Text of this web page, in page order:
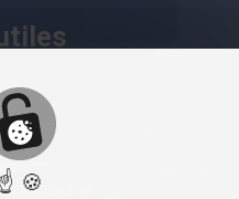
☝ 🍪
LEADERSHIP